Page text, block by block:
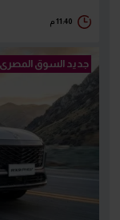
11:40 م
جديد السوق المصرى